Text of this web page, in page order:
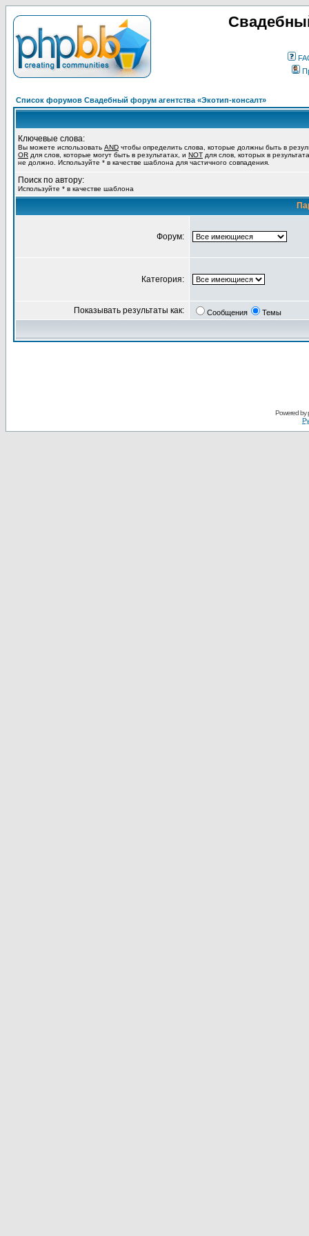
Список форумов Свадебный форум агентства «Экотип-консалт»
Ключевые слова:
Вы можете использовать AND чтобы определить слова, которые должны быть в
OR для слов, которые могут быть в результатах, и NOT для слов, которых в
не должно. Используйте * в качестве шаблона для частичного совпадения.
Поиск по автору:
Используйте * в качестве шаблона
Форум:
Категория:
Показывать результаты как: Сообщения Темы
Powered by